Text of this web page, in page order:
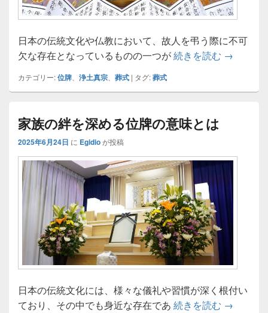
日本の伝統文化や仏教において、故人を弔う際に不可
欠な存在となっているものの一つが続きを読む 位牌に込
→
カテゴリー:位牌 浄土真宗 葬式 | タグ:葬式
家族の絆を深める位牌の意味とは
2025年6月24日 に Egidioが投稿
日本の伝統文化には、様々な儀礼や習慣が深く根付い
ており、その中でも身近な存在であ 続きを読む 家族の絆
→